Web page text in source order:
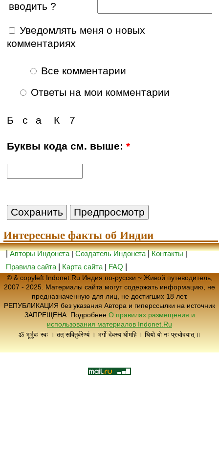
вводить ?
Уведомлять меня о новых
комментариях
Все комментарии
Ответы на мои комментарии
7
К
с а
Б
Буквы кода см. выше:*
Интересные факты об Индии
|Авторы Индонета|Создатель Индонета|Контакты|
Правила сайта
Карта сайта | FAQ
© & copyleft Indonet.Ru Индия по-русски ~ Живой путеводитель,
2007 - 2025. Материалы сайта могут содержать информацию, не
предназначенную для лиц, не достигших 18 лет.
РЕПУБЛИКАЦИЯ без указания Автора и гиперссылки на источник
ЗАПРЕЩЕНА. Подробнее О правилах размещения и
использования материалов Indonet.Ru
ॐ भूर्भुवः स्वः । तत् सवितुर्वरेण्यं । भर्गो देवस्य धीमहि । धियो यो नः प्रचोदयात् ॥